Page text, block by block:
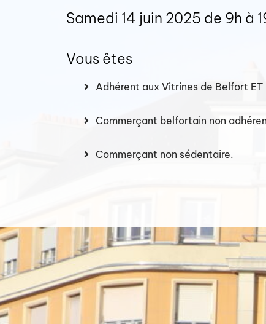
Samedi 14 juin 2025 de 9h à
Vous êtes
Adhérent aux Vitrines de Belfort
Commerçant belfortain non
Commerçant non sédentaire.